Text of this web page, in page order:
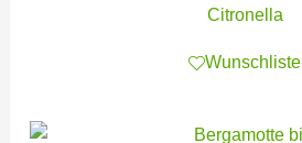
Citronella
Wunschliste